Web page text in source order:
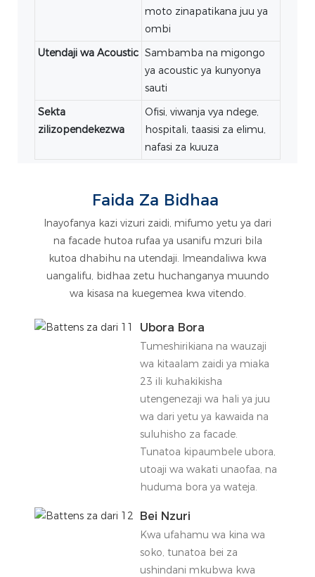
moto zinapatikana juu ya
ombi
Utendaji wa Acoustic Sambamba na migongo
ya acoustic ya kunyonya
sauti
Sekta
zilizopendekezwa
Ofisi, viwanja vya ndege,
hospitali, taasisi za elimu,
nafasi za kuuza
Faida Za Bidhaa
Inayofanya kazi vizuri zaidi, mifumo yetu ya dari
na facade hutoa rufaa ya usanifu mzuri bila
kutoa dhabihu na utendaji. Imeandaliwa kwa
uangalifu, bidhaa zetu huchanganya muundo
wa kisasa na kuegemea kwa vitendo.
Ubora Bora
Tumeshirikiana na wauzaji
wa kitaalam zaidi ya miaka
23 ili kuhakikisha
utengenezaji wa hali ya juu
wa dari yetu ya kawaida na
suluhisho za facade.
Tunatoa kipaumbele ubora,
utoaji wa wakati unaofaa, na
huduma bora ya wateja.
Bei Nzuri
Kwa ufahamu wa kina wa
soko, tunatoa bei za
ushindani mkubwa kwa